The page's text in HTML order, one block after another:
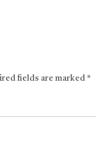
fields are marked *